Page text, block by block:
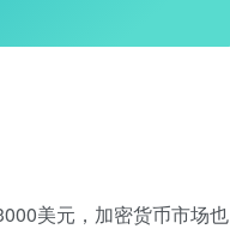
美元，加密货币市场也